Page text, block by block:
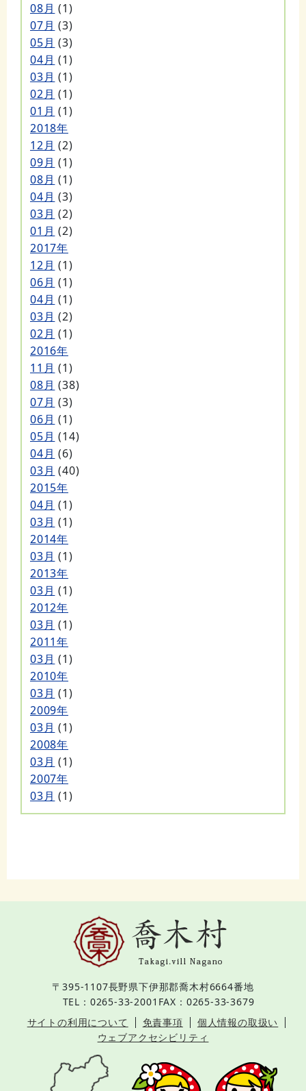
08月 (1)
07月 (3)
05月 (3)
04月 (1)
03月 (1)
02月 (1)
01月 (1)
2018年
12月 (2)
09月 (1)
08月 (1)
04月 (3)
03月 (2)
01月 (2)
2017年
12月 (1)
06月 (1)
04月 (1)
03月 (2)
02月 (1)
2016年
11月 (1)
08月 (38)
07月 (3)
06月 (1)
05月 (14)
04月 (6)
03月 (40)
2015年
04月 (1)
03月 (1)
2014年
03月 (1)
2013年
03月 (1)
2012年
03月 (1)
2011年
03月 (1)
2010年
03月 (1)
2009年
03月 (1)
2008年
03月 (1)
2007年
03月 (1)
〒395-1107長野県下伊那郡喬木村6664番地
TEL：0265-33-2001 FAX：0265-33-3679
サイトの利用について
免責事項
個人情報の取扱い
ウェブアクセシビリティ